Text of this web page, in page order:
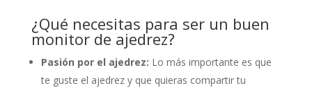
¿Qué necesitas para ser un buen
monitor de ajedrez?
Pasión por el ajedrez: Lo más importante es que
te guste el ajedrez y que quieras compartir tu